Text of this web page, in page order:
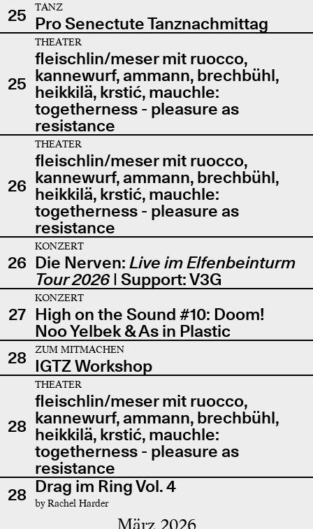
25
TANZ
Pro Senectute Tanznachmittag
25
THEATER
fleischlin/meser mit ruocco,
kannewurf, ammann, brechbühl,
heikkilä, krstić, mauchle:
togetherness - pleasure as
resistance
26
THEATER
fleischlin/meser mit ruocco,
kannewurf, ammann, brechbühl,
heikkilä, krstić, mauchle:
togetherness - pleasure as
resistance
26
KONZERT
Die Nerven: Live im Elfenbeinturm
Tour 2026| Support: V3G
27
KONZERT
High on the Sound #10: Doom!
Noo Yelbek & As in Plastic
28
ZUM MITMACHEN
IGTZ Workshop
28
THEATER
fleischlin/meser mit ruocco,
kannewurf, ammann, brechbühl,
heikkilä, krstić, mauchle:
togetherness - pleasure as
resistance
28 Drag im Ring Vol. 4
by Rachel Harder
März 2026